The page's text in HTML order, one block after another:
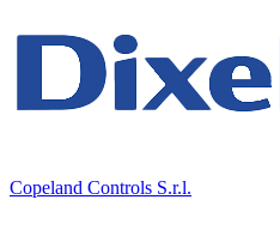
Copeland Controls S.r.l.